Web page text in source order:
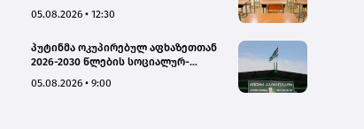
პროგრამები დახვდებათ - ასევე
რომლითაც საგაკვეთილო პროცესში
ტელეფონების გამოყენება
იზღუდება
05.08.2026 • 12:30
პუტინმა ოკუპირებულ აფხაზეთთან
2026-2030 წლების სოციალურ-
შეთანხმების რატიფიცირებას ხელი
05.08.2026 • 9:00